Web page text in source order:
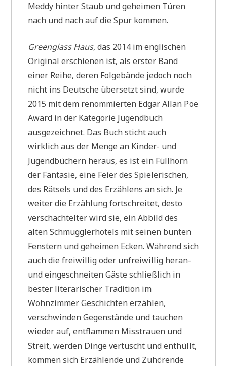
Meddy hinter Staub und geheimen Türen
nach und nach auf die Spur kommen.
Greenglass Haus, das 2014 im englischen
Original erschienen ist, als erster Band
einer Reihe, deren Folgebände jedoch noch
nicht ins Deutsche übersetzt sind, wurde
2015 mit dem renommierten Edgar Allan Poe
Award in der Kategorie Jugendbuch
ausgezeichnet. Das Buch sticht auch
wirklich aus der Menge an Kinder- und
Jugendbüchern heraus, es ist ein Füllhorn
der Fantasie, eine Feier des Spielerischen,
des Rätsels und des Erzählens an sich. Je
weiter die Erzählung fortschreitet, desto
verschachtelter wird sie, ein Abbild des
alten Schmugglerhotels mit seinen bunten
Fenstern und geheimen Ecken. Während sich
auch die freiwillig oder unfreiwillig heran-
und eingeschneiten Gäste schließlich in
bester literarischer Tradition im
Wohnzimmer Geschichten erzählen,
verschwinden Gegenstände und tauchen
wieder auf, entflammen Misstrauen und
Streit, werden Dinge vertuscht und enthüllt,
kommen sich Erzählende und Zuhörende